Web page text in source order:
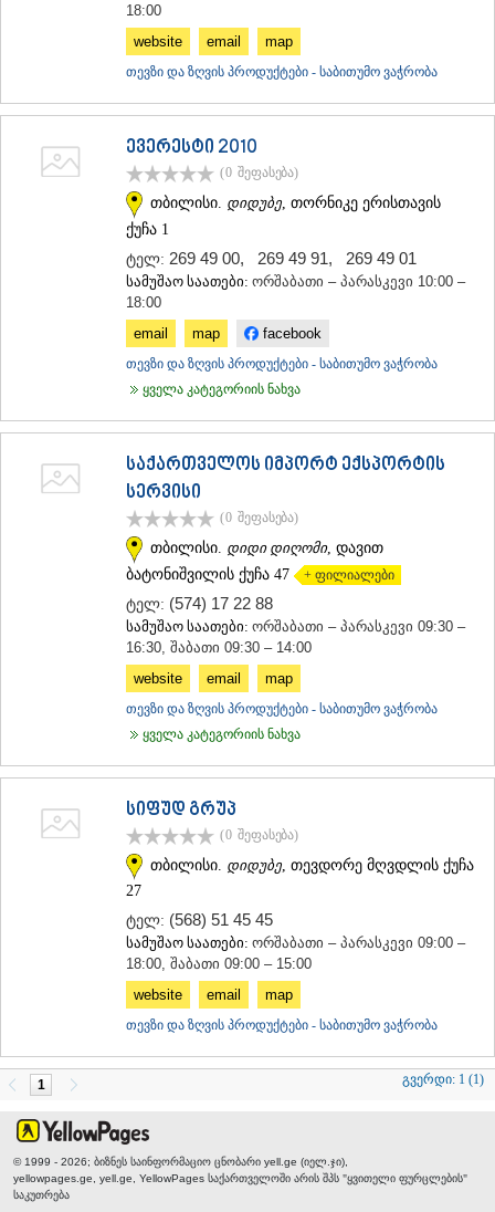
18:00
website
email map
თევზი და ზღვის პროდუქტები - საბითუმო ვაჭრობა
ევერესტი 2010
(0 შეფასება)
თბილისი. დიდუბე , თორნიკე ერისთავის
ქუჩა 1
ტელ: 269 49 00, 269 49 91, 269 49 01
სამუშაო საათები: ორშაბათი – პარასკევი 10:00 –
18:00
email
map facebook
თევზი და ზღვის პროდუქტები - საბითუმო ვაჭრობა
ყველა კატეგორიის ნახვა
საქართველოს იმპორტ ექსპორტის
სერვისი
(0 შეფასება)
თბილისი. დიდი დიღომი, დავით
ბატონიშვილის ქუჩა 47 + ფილიალები
ტელ: (574) 17 22 88
სამუშაო საათები: ორშაბათი – პარასკევი 09:30 –
16:30, შაბათი 09:30 – 14:00
website
email map
თევზი და ზღვის პროდუქტები - საბითუმო ვაჭრობა
ყველა კატეგორიის ნახვა
სიფუდ გრუპ
(0 შეფასება)
თბილისი. დიდუბე , თევდორე მღვდლის ქუჩა
27
ტელ: (568) 51 45 45
სამუშაო საათები: ორშაბათი – პარასკევი 09:00 –
18:00, შაბათი 09:00 – 15:00
website
email map
თევზი და ზღვის პროდუქტები - საბითუმო ვაჭრობა
1 გვერდი: 1 (1)
© 1999 - 2026; ბიზნეს საინფორმაციო ცნობარი yell.ge (იელ.ჯი),
yellowpages.ge, yell.ge, YellowPages საქართველოში არის შპს "ყვითელი ფურცლების"
საკუთრება